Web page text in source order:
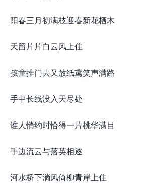
阳春三月初满枝迎春新花栖木
天留片片白云风上住
孩童推门去又放纸鸢笑声满路
手中长线没入天尽处
谁人悄约时恰得一片桃华满目
手边流云与落英相逐
河水桥下淌风倚柳青岸上住